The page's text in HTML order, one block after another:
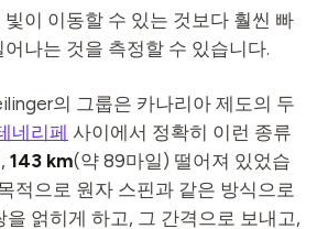
이 이동할 수 있는 것보다 훨씬 빠
나는 것을 측정할 수 있습니다.
의 그룹은 카나리아 제도의 두
네리페 사이에서 정확히 이런 종류
143 km(약 89마일) 떨어져 있었습
적으로 원자 스핀과 같은 방식으로
을 얽히게 하고, 그 간격으로 보내고,